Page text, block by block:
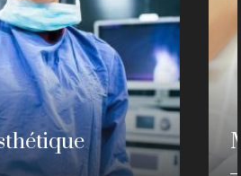
idéal pour